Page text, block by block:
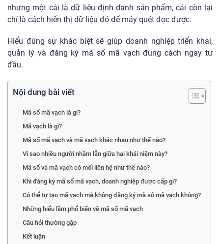
nhưng một cái là dữ liệu định danh sản phẩm, cái còn lại
chỉ là cách hiển thị dữ liệu đó để máy quét đọc được.
Hiểu đúng sự khác biệt sẽ giúp doanh nghiệp triển khai,
quản lý và đăng ký mã số mã vạch đúng cách ngay từ
đầu.
Nội dung bài viết
Mã số mã vạch là gì?
Mã vạch là gì?
Mã số mã vạch và mã vạch khác nhau như thế nào?
Vì sao nhiều người nhầm lẫn giữa hai khái niệm này?
Mã số và mã vạch có mối liên hệ như thế nào?
Khi đăng ký mã số mã vạch, doanh nghiệp được cấp gì?
Có thể tự tạo mã vạch mà không đăng ký mã số mã vạch không?
Những hiểu lầm phổ biến về mã số mã vạch
Câu hỏi thường gặp
Kết luận